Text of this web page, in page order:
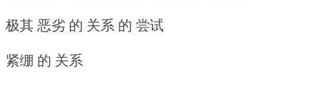
极其 恶劣 的 关系 的 尝试
紧绷 的 关系